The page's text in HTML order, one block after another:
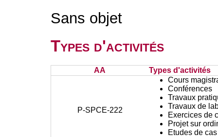
Sans objet
Types d'activités
AA Types d'activités
P-SPCE-222
Cours
Conférences
Travaux
Travaux de
Exercices de
Projet sur
Etudes de cas